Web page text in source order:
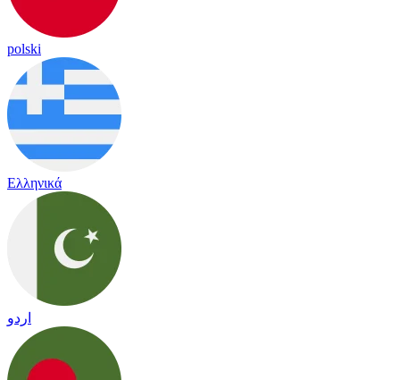
polski
Ελληνικά
اردو